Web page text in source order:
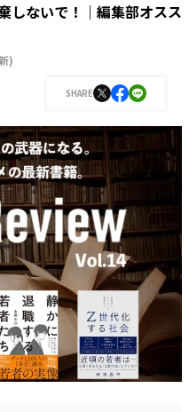
しないで！｜編集部オスス
)
SHARE